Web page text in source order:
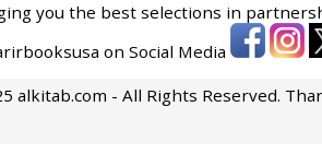
you the best selections in
on Social Media
alkitab.com - All Rights Reserved.